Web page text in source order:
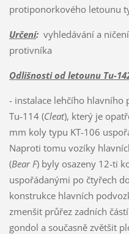
protiponorkového letounu
Určení:vyhledávání a
protivníka
Odlišnosti od letounu Tu-
- instalace lehčího
Tu-114 (Cleat), který je
mm koly typu KT-106
Naproti tomu vozíky
(Bear F) byly osazeny 12-ti
uspořádanými po čtyřech
konstrukce hlavních
zmenšit průřez zadních
gondol a současně zvětšit